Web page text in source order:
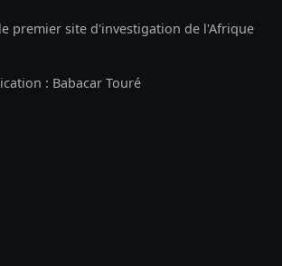
premier site d'investigation de l'Afrique
: Babacar Touré